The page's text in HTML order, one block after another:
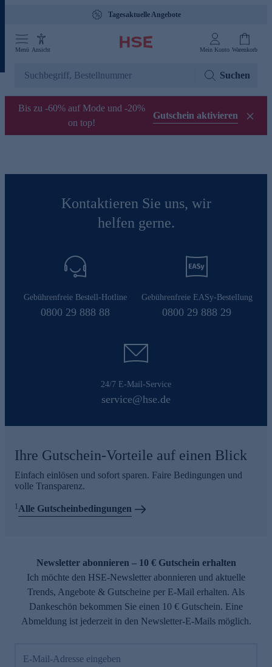
Tagesaktuelle Angebote
Menü Ansicht Mein Konto Warenkorb
Suchen
Bis zu -60% auf Mode und -20%
on top!
Gutschein aktivieren
Kontaktieren Sie uns, wir
helfen gerne.
Gebührenfreie Bestell-Hotline
0800 29 888 88
Gebührenfreie EASy-Bestellung
0800 29 888 29
24/7 E-Mail-Service
service@hse.de
Ihre Gutschein-Vorteile auf einen Blick
Einfach einlösen und sofort sparen. Faire Bedingungen und
volle Transparenz.
1Alle Gutscheinbedingungen
Newsletter abonnieren – 10 € Gutschein erhalten
Ich möchte den HSE-Newsletter abonnieren und aktuelle
Trends, Angebote & Gutscheine per E-Mail erhalten. Als
Dankeschön bekommen Sie einen 10 € Gutschein. Eine
Abmeldung ist jederzeit in den Newsletter-E-Mails möglich.
E-Mail-Adresse eingeben